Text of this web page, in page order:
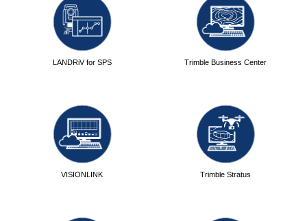
LANDRiV for SPS Trimble Business Center
VISIONLINK Trimble Stratus